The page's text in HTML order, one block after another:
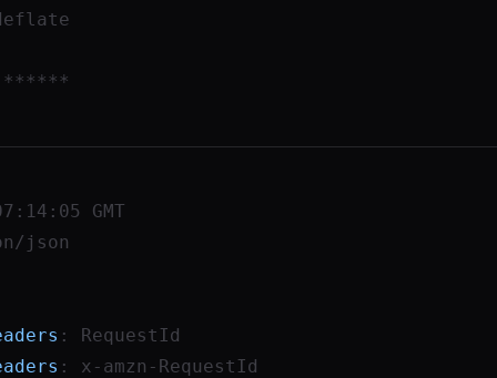
******
GMT
json
: RequestId
: x-amzn-RequestId